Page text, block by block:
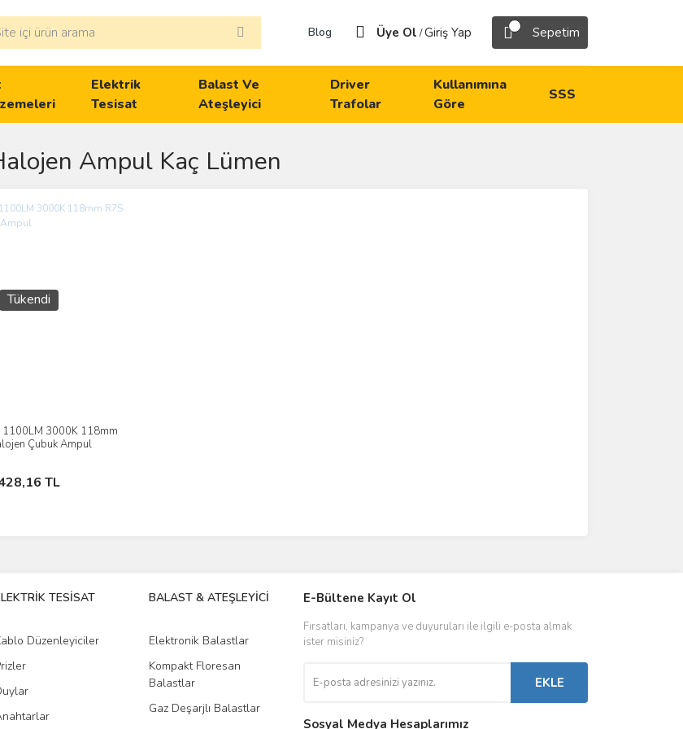
Blog Üye Ol /Giriş Yap Sepetim
Elektrik
Tesisat
Balast Ve
Ateşleyici
Driver
Trafolar
Kullanımına
Göre
SSS
Ampul Kaç Lümen
Tükendi
3000K 118mm
Çubuk Ampul
TL
İncele
Stokta Yok
TESİSAT
Düzenleyiciler
BALAST & ATEŞLEYİCİ
Elektronik Balastlar
Kompakt Floresan
Balastlar
Gaz Deşarjlı Balastlar
DRIVER & TRAFO
Led Driverlar
Kontaktörler
Sigorta & Otomatlar
E-Bültene Kayıt Ol
Fırsatları, kampanya ve duyuruları ile ilgili e-posta almak
ister misiniz?
EKLE
Sosyal Medya Hesaplarımız